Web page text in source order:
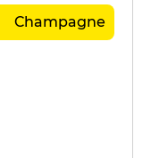
Champagne